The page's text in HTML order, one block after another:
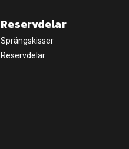
Reservdelar
Sprängskisser
Reservdelar